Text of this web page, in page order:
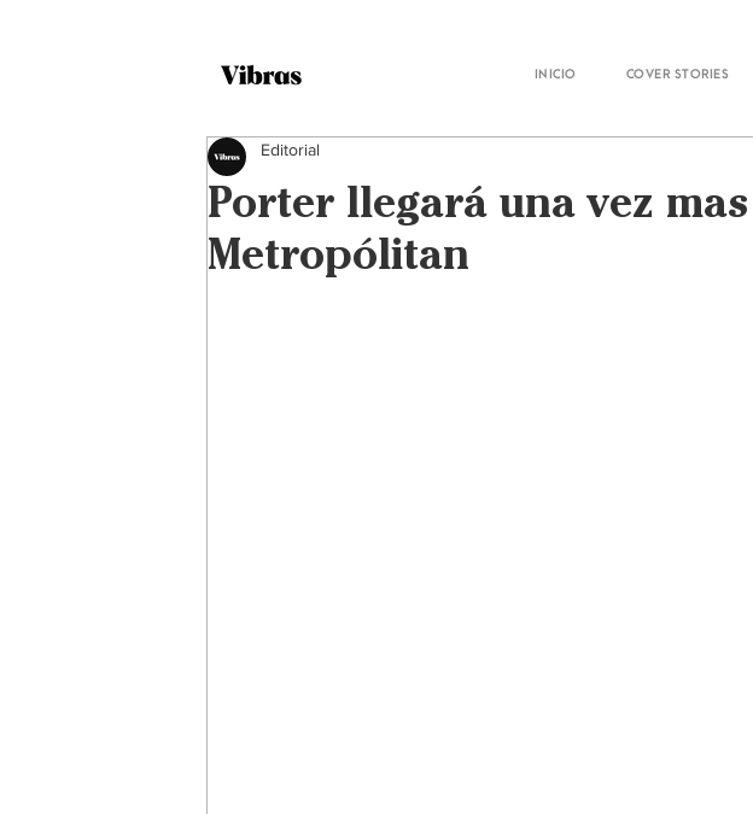
Inicio Cover Stories
Porter llegará una vez
Metropólitan
Editorial